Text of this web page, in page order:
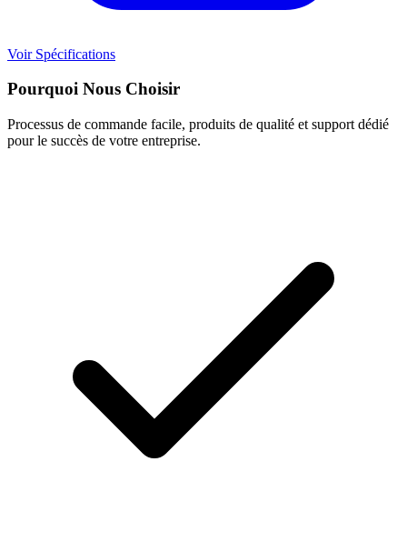
Voir Spécifications
Pourquoi Nous Choisir
Processus de commande facile, produits de qualité et support dédié
pour le succès de votre entreprise.